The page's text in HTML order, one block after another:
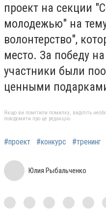
проект на секции
молодежью" на
волонтерство",
место. За победу
участники были
ценными
Якщо ви помітили помилку, виділіть
повідомити про це редакцію
#проект #конкурс #тренинг
Юлия Рыбальченко